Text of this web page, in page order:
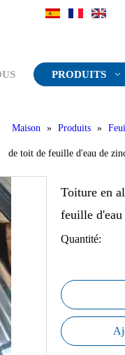
PRODUITS
Maison » Produits »
de toit de feuille d'eau de
Toiture en
feuille
Quantité: